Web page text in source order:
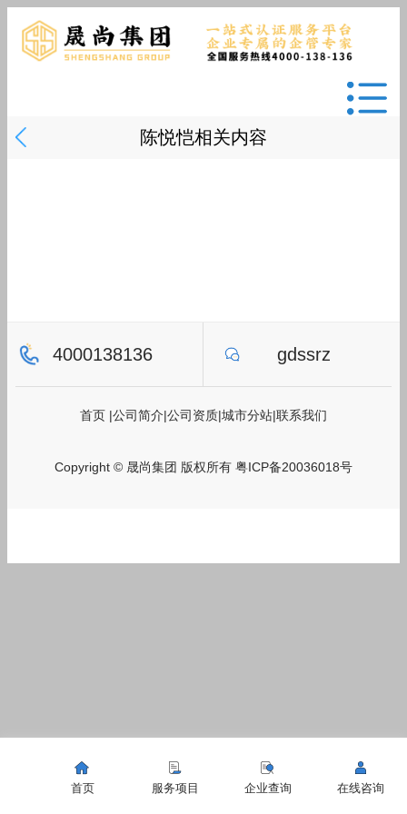
陈悦恺相关内容
4000138136 gdssrz
首页 |公司简介|公司资质|城市分站|联系我们
Copyright © 晟尚集团 版权所有 粤ICP备20036018号
首页 服务项目 企业查询 在线咨询